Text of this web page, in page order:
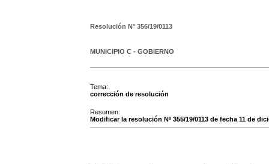
Resolución N° 356/19/0113
MUNICIPIO C - GOBIERNO
Tema:
corrección de resolución
Resumen:
Modificar la resolución Nº 355/19/0113 de fecha 11 de